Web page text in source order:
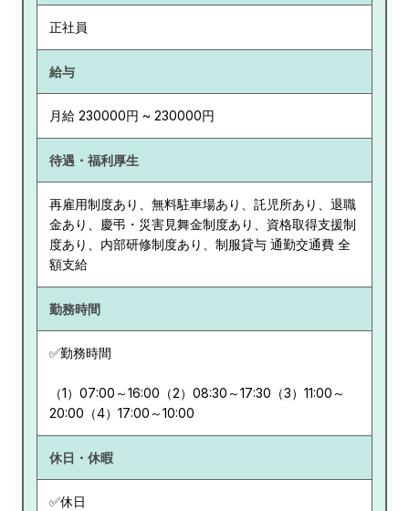
正社員
給与
月給 230000円 ~ 230000円
待遇・福利厚生
再雇用制度あり、無料駐車場あり、託児所あり、退職
金あり、慶弔・災害見舞金制度あり、資格取得支援制
度あり、内部研修制度あり、制服貸与 通勤交通費 全
額支給
勤務時間
✅勤務時間
（1）07:00～16:00（2）08:30～17:30（3）11:00～
20:00（4）17:00～10:00
休日・休暇
✅休日